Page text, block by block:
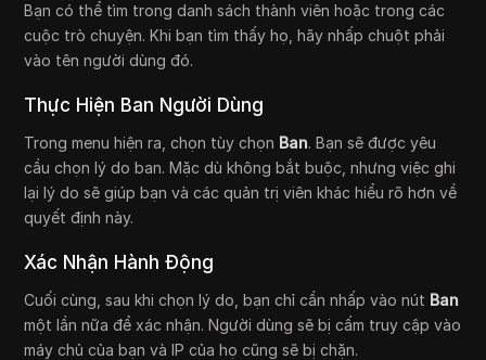
Bạn có thể tìm trong danh sách thành viên hoặc trong các
cuộc trò chuyện. Khi bạn tìm thấy họ, hãy nhấp chuột phải
vào tên người dùng đó.
Thực Hiện Ban Người Dùng
Trong menu hiện ra, chọn tùy chọn Ban. Bạn sẽ được yêu
cầu chọn lý do ban. Mặc dù không bắt buộc, nhưng việc ghi
lại lý do sẽ giúp bạn và các quản trị viên khác hiểu rõ hơn về
quyết định này.
Xác Nhận Hành Động
Cuối cùng, sau khi chọn lý do, bạn chỉ cần nhấp vào nút Ban
một lần nữa để xác nhận. Người dùng sẽ bị cấm truy cập vào
máy chủ của bạn và IP của họ cũng sẽ bị chặn.